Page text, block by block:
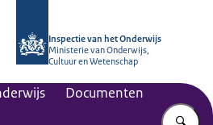
Inspectie van het Onderwijs
Ministerie van Onderwijs,
Cultuur en Wetenschap
Documenten